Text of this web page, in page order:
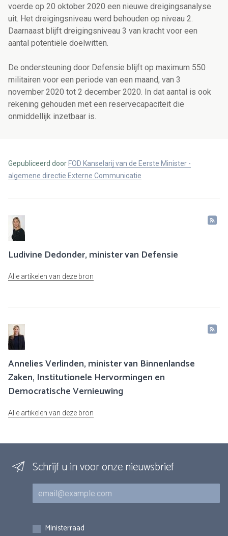
voerde op 20 oktober 2020 een nieuwe dreigingsanalyse
uit. Het dreigingsniveau werd behouden op niveau 2.
Daarnaast blijft dreigingsniveau 3 van kracht voor een
aantal potentiële doelwitten.
De ondersteuning door Defensie blijft op maximum 550
militairen voor een periode van een maand, van 3
november 2020 tot 2 december 2020. In dat aantal is ook
rekening gehouden met een reservecapaciteit die
onmiddellijk inzetbaar is.
Gepubliceerd door FOD Kanselarij van de Eerste Minister -
algemene directie Externe Communicatie
Ludivine Dedonder, minister van Defensie
Alle artikelen van deze bron
Annelies Verlinden, minister van Binnenlandse
Zaken, Institutionele Hervormingen en
Democratische Vernieuwing
Alle artikelen van deze bron
Schrijf u in voor onze nieuwsbrief
E-mail
Inschrijvingen
Ministerraad